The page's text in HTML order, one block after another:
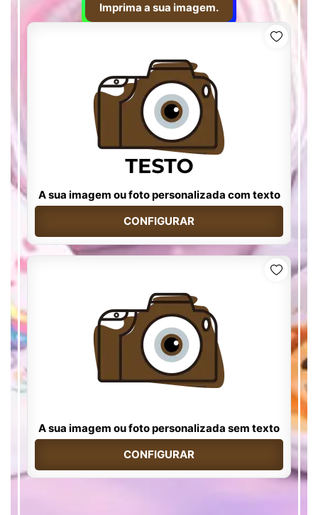
Imprima a sua imagem.
A sua imagem ou foto personalizada com texto
CONFIGURAR
A sua imagem ou foto personalizada sem texto
CONFIGURAR